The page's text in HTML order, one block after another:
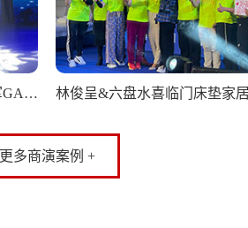
超女冠军安又琪、中国有嘻哈冠军GAI出席深圳万泰物流20周年庆
更多商演案例 +